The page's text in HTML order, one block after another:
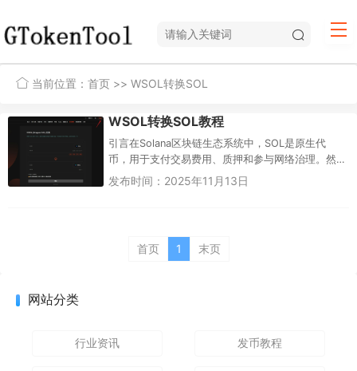
当前位置： 首页 >> WSOL转换SOL
WSOL转换SOL教程
引言在Solana区块链生态系统中，SOL是原生代
币，用于支付交易费用、质押和参与网络治理。然
而，在某些DeFi应用、DEX交易或智能合约交互
发布时间：2025年11月13日
首页 1 末页
网站分类
行业资讯 发币教程